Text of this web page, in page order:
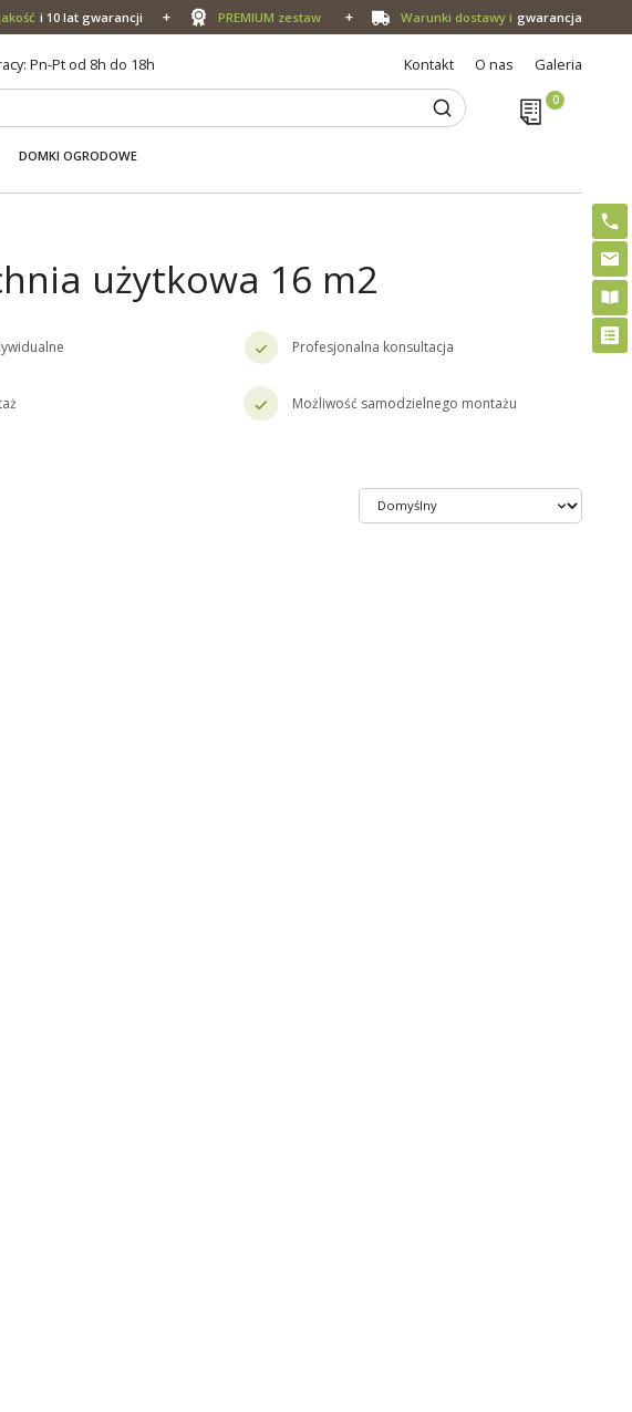
i 10 lat gwarancji PREMIUM zestaw Warunki dostawy i gwarancja
Pn-Pt od 8h do 18h Kontakt O nas Galeria
DOMKI OGRODOWE
użytkowa 16 m2
Profesjonalna konsultacja
Możliwość samodzielnego montażu